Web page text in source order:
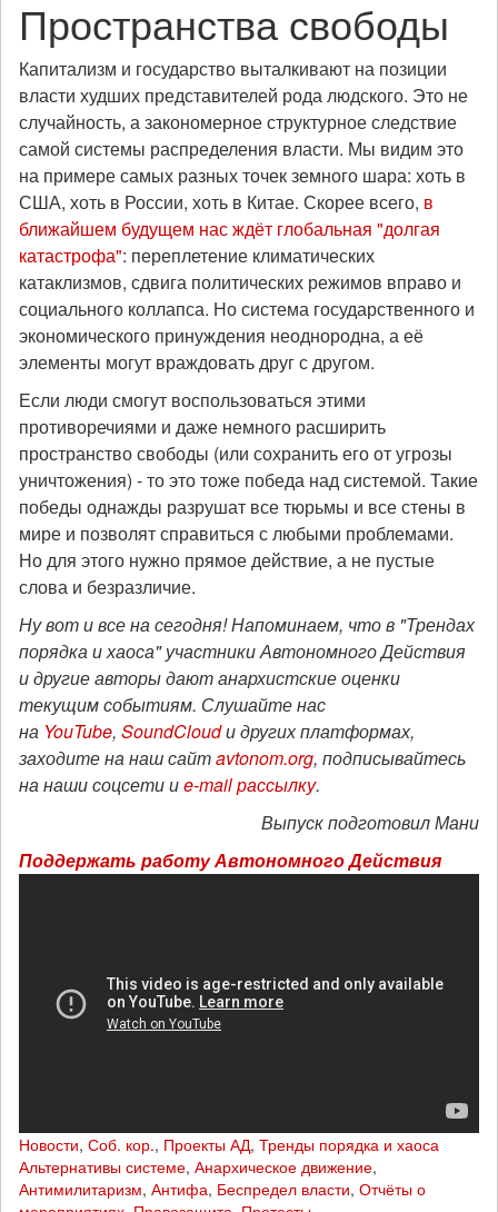
Пространства свободы
Капитализм и государство выталкивают на позиции
власти худших представителей рода людского. Это не
случайность, а закономерное структурное следствие
самой системы распределения власти. Мы видим это
на примере самых разных точек земного шара: хоть в
США, хоть в России, хоть в Китае. Скорее всего, в
ближайшем будущем нас ждёт глобальная "долгая
катастрофа": переплетение климатических
катаклизмов, сдвига политических режимов вправо и
социального коллапса. Но система государственного и
экономического принуждения неоднородна, а её
элементы могут враждовать друг с другом.
Если люди смогут воспользоваться этими
противоречиями и даже немного расширить
пространство свободы (или сохранить его от угрозы
уничтожения) - то это тоже победа над системой. Такие
победы однажды разрушат все тюрьмы и все стены в
мире и позволят справиться с любыми проблемами.
Но для этого нужно прямое действие, а не пустые
слова и безразличие.
Ну вот и все на сегодня! Напоминаем, что в "Трендах
порядка и хаоса" участники Автономного Действия
и другие авторы дают анархистские оценки
текущим событиям. Слушайте нас
на YouTube, SoundCloudи других платформах,
заходите на наш сайтavtonom.org, подписывайтесь
на наши соцсети иe-mail рассылку.
Выпуск подготовил Мани
Поддержать работу Автономного Действия
Новости, Соб. кор., Проекты АД, Тренды порядка и хаоса
Альтернативы системе, Анархическое движение,
Антимилитаризм, Антифа, Беспредел власти, Отчёты о